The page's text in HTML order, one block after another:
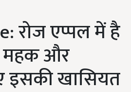
रोज एप्पल में है
महक और
इसकी खासियत